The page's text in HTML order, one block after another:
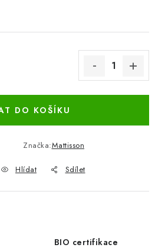
DO KOŠÍKU
Značka:Mattisson
Hlídat Sdílet
BIO certifikace